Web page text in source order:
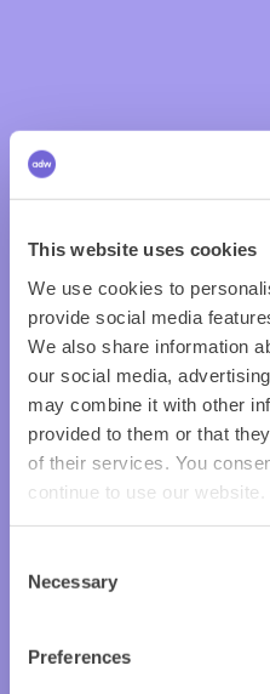
This website uses cookies
We use cookies to
provide social media
We also share information
our social media,
may combine it with other
provided to them or that
of their services. You
continue to use our website.
Selection
Necessary
Preferences